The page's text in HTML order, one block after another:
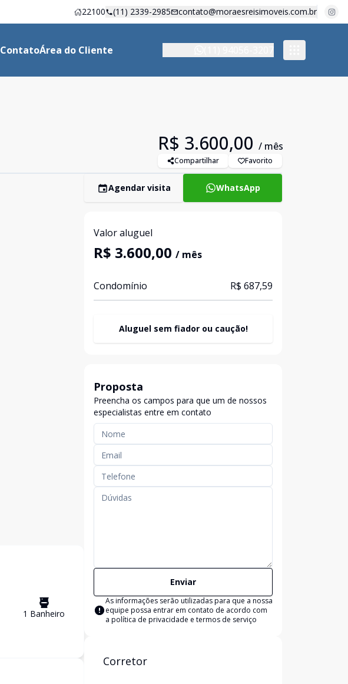
22100 (11) 2339-2985 contato@moraesreisimoveis.com.br
ContatoÁrea do Cliente
R$ 3.600,00 / mês
Compartilhar Favorito
1 Banheiro
Agendar visita WhatsApp
Valor aluguel
R$ 3.600,00 / mês
Condomínio R$ 687,59
Aluguel sem fiador ou caução!
Proposta
Preencha os campos para que um de nossos
especialistas entre em contato
Enviar
As informações serão utilizadas para que a nossa
equipe possa entrar em contato de acordo com
a política de privacidade e termos de serviço
Corretor